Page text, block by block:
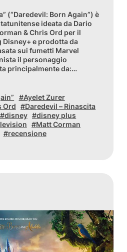
(“Daredevil: Born Again”) è
ideata da Dario
& Chris Ord per il
e prodotta da
sui fumetti Marvel
il personaggio
principalmente da:…
Ayelet Zurer
Ord
Daredevil – Rinascita
disney
disney plus
Matt Corman
recensione